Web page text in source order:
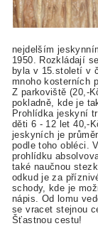
nejdelším
1950. Rozkládají
byla v 15.století v
mnoho kosterních
Z parkoviště (20,-
pokladně, kde je
Prohlídka jeskyní
děti 6 - 12 let 40,-
jeskyních je
podle toho obléci.
prohlídku
také naučnou
odkud je za
schody, kde je
nápis. Od lomu
se vracet stejnou
Šťastnou cestu!